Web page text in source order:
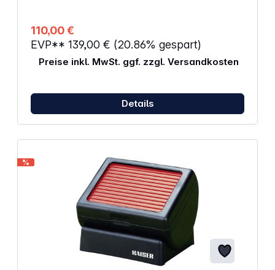
110,00 €
EVP** 139,00 € (20.86% gespart)
Preise inkl. MwSt. ggf. zzgl. Versandkosten
Details
%